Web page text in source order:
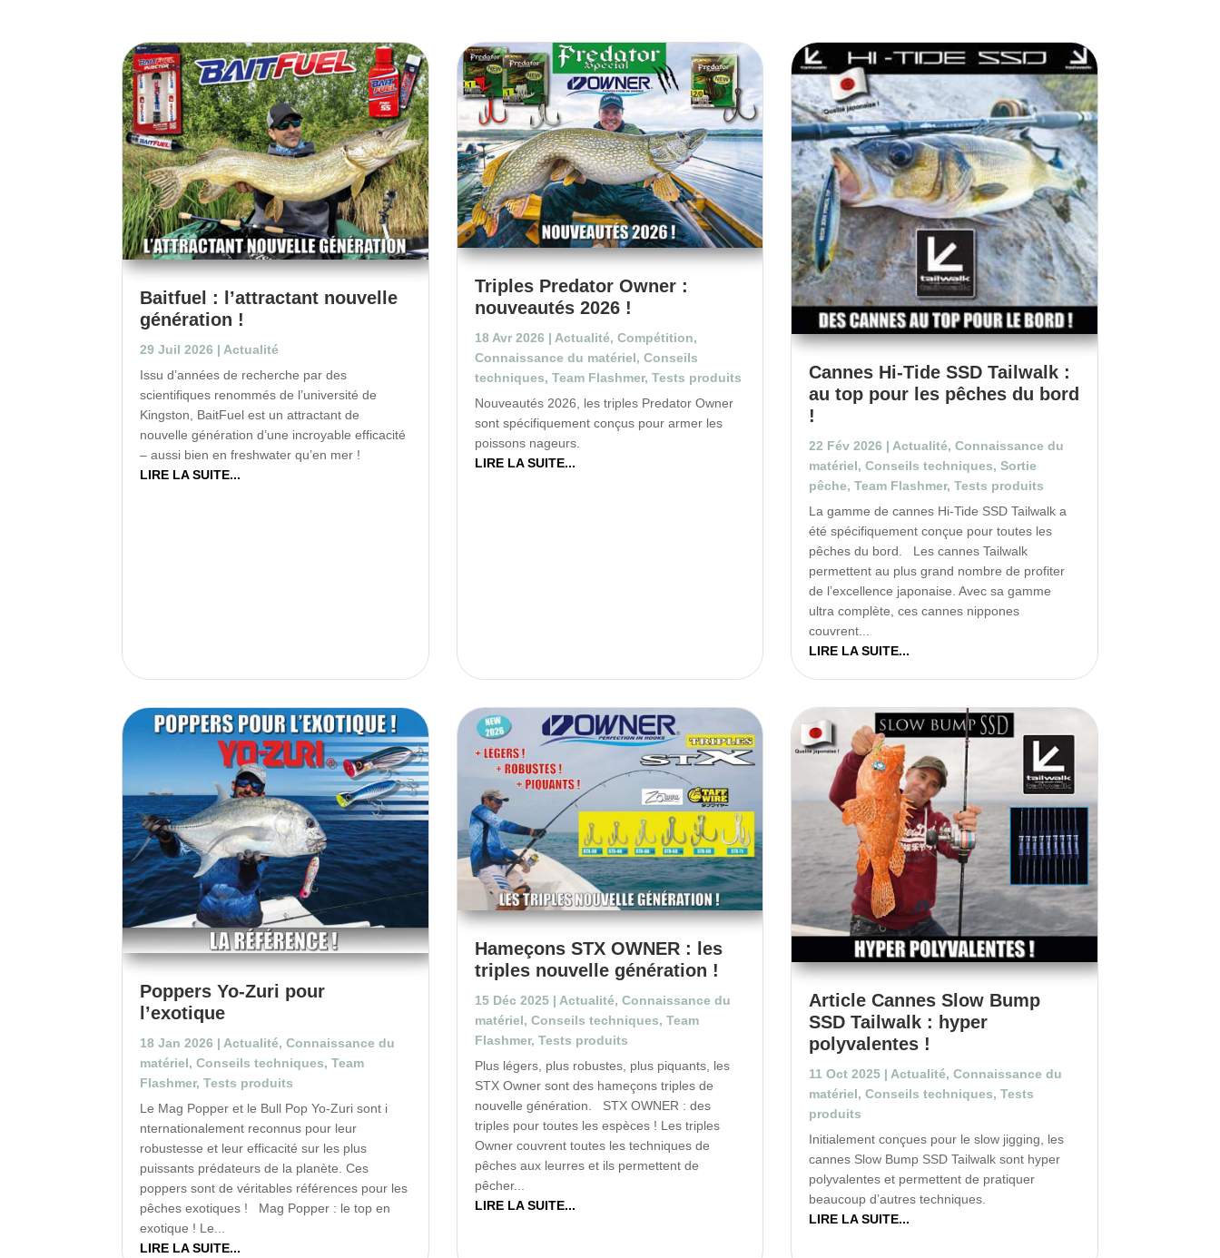
Baitfuel : l’attractant nouvelle
génération !
29 Juil 2026 |Actualité
Issu d’années de recherche par des
scientifiques renommés de l’université de
Kingston, BaitFuel est un attractant de
nouvelle génération d’une incroyable efficacité
– aussi bien en freshwater qu’en mer !
LIRE LA SUITE...
Triples Predator Owner :
nouveautés 2026 !
18 Avr 2026 | Actualité, Compétition,
Connaissance du matériel, Conseils
techniques, Team Flashmer, Tests produits
Nouveautés 2026, les triples Predator Owner
sont spécifiquement conçus pour armer les
poissons nageurs.
LIRE LA SUITE...
Cannes Hi-Tide SSD Tailwalk :
au top pour les pêches du bord
!
22 Fév 2026 | Actualité,Connaissance du
matériel,Conseils techniques,Sortie
pêche,Team Flashmer,Tests produits
La gamme de cannes Hi-Tide SSD Tailwalk a
été spécifiquement conçue pour toutes les
pêches du bord. Les cannes Tailwalk
permettent au plus grand nombre de profiter
de l’excellence japonaise. Avec sa gamme
ultra complète, ces cannes nippones
couvrent...
LIRE LA SUITE...
Poppers Yo-Zuri pour
l’exotique
18 Jan 2026 | Actualité,Connaissance du
matériel,Conseils techniques,Team
Flashmer,Tests produits
Le Mag Popper et le Bull Pop Yo-Zuri sont i
nternationalement reconnus pour leur
robustesse et leur efficacité sur les plus
puissants prédateurs de la planète. Ces
poppers sont de véritables références pour les
pêches exotiques ! Mag Popper : le top en
exotique ! Le...
LIRE LA SUITE...
Hameçons STX OWNER : les
triples nouvelle génération !
15 Déc 2025| Actualité, Connaissance du
matériel, Conseils techniques, Team
Flashmer, Tests produits
Plus légers, plus robustes, plus piquants, les
STX Owner sont des hameçons triples de
nouvelle génération. STX OWNER : des
triples pour toutes les espèces ! Les triples
Owner couvrent toutes les techniques de
pêches aux leurres et ils permettent de
pêcher...
LIRE LA SUITE...
Article Cannes Slow Bump
SSD Tailwalk : hyper
polyvalentes !
11 Oct 2025 | Actualité,Connaissance du
matériel,Conseils techniques,Tests
produits
Initialement conçues pour le slow jigging, les
cannes Slow Bump SSD Tailwalk sont hyper
polyvalentes et permettent de pratiquer
beaucoup d’autres techniques.
LIRE LA SUITE...